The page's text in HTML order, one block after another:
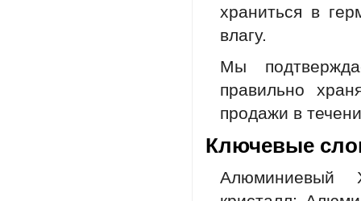
храниться в
влагу.
Мы
правильно
продажи в
Ключевые
Алюминиевый